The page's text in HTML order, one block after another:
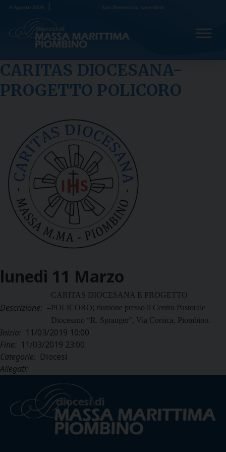
Skip
content
8 Agosto 2026 San Domenico, sacerdote
CARITAS DIOCESANA-
PROGETTO POLICORO
lunedì 11 Marzo
Descrizione: –
CARITAS DIOCESANA E PROGETTO
POLICORO; riunione presso il Centro Pastorale
Diocesano “R. Spranger”, Via Corsica, Piombino.
Inizio: 11/03/2019 10:00
Fine: 11/03/2019 23:00
Categorie: Diocesi
Allegati: